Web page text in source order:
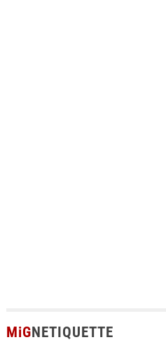
MiGNETIQUETTE